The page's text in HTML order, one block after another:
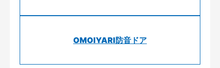
OMOIYARI防音ドア